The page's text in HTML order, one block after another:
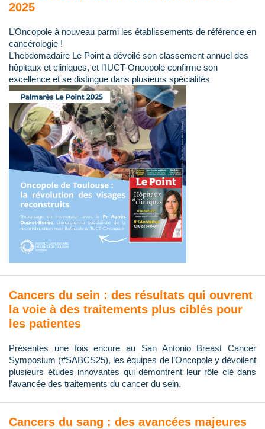
2025
L’Oncopole à nouveau parmi les établissements de référence en
cancérologie !
L’hebdomadaire Le Point a dévoilé son classement annuel des
hôpitaux et cliniques, et l’IUCT-Oncopole confirme son
excellence et se distingue dans plusieurs spécialités
Cancers du sein : des résultats qui ouvrent
la voie à des traitements plus ciblés pour
les patientes
Présentes une fois encore au San Antonio Breast Cancer
Symposium (#SABCS25), les équipes de l’Oncopole y dévoilent
plusieurs études innovantes qui démontrent leur rôle clé dans
l’avancée des traitements du cancer du sein.
Cancers du sang : des avancées majeures